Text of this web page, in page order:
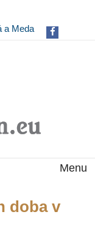
a Meda
Menu
doba v